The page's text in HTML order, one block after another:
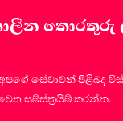
තොරතුරු
සේවාවන් පිළිබද
සබ්ස්ක්‍රයිබ් කරන්න.